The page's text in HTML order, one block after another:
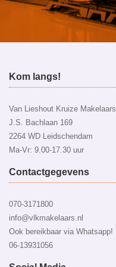
Kom langs!
Van Lieshout Kruize Makelaars
J.S. Bachlaan 169
2264 WD Leidschendam
Ma-Vr: 9.00-17.30 uur
Contactgegevens
070-3171800
info@vlkmakelaars.nl
Ook bereikbaar via Whatsapp!
06-13931056